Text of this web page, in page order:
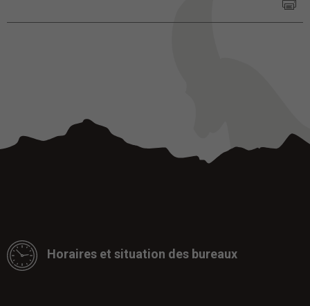
Horaires et situation des bureaux